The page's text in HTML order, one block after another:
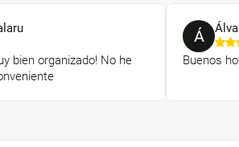
bien organizado! No he
Á
Buenos